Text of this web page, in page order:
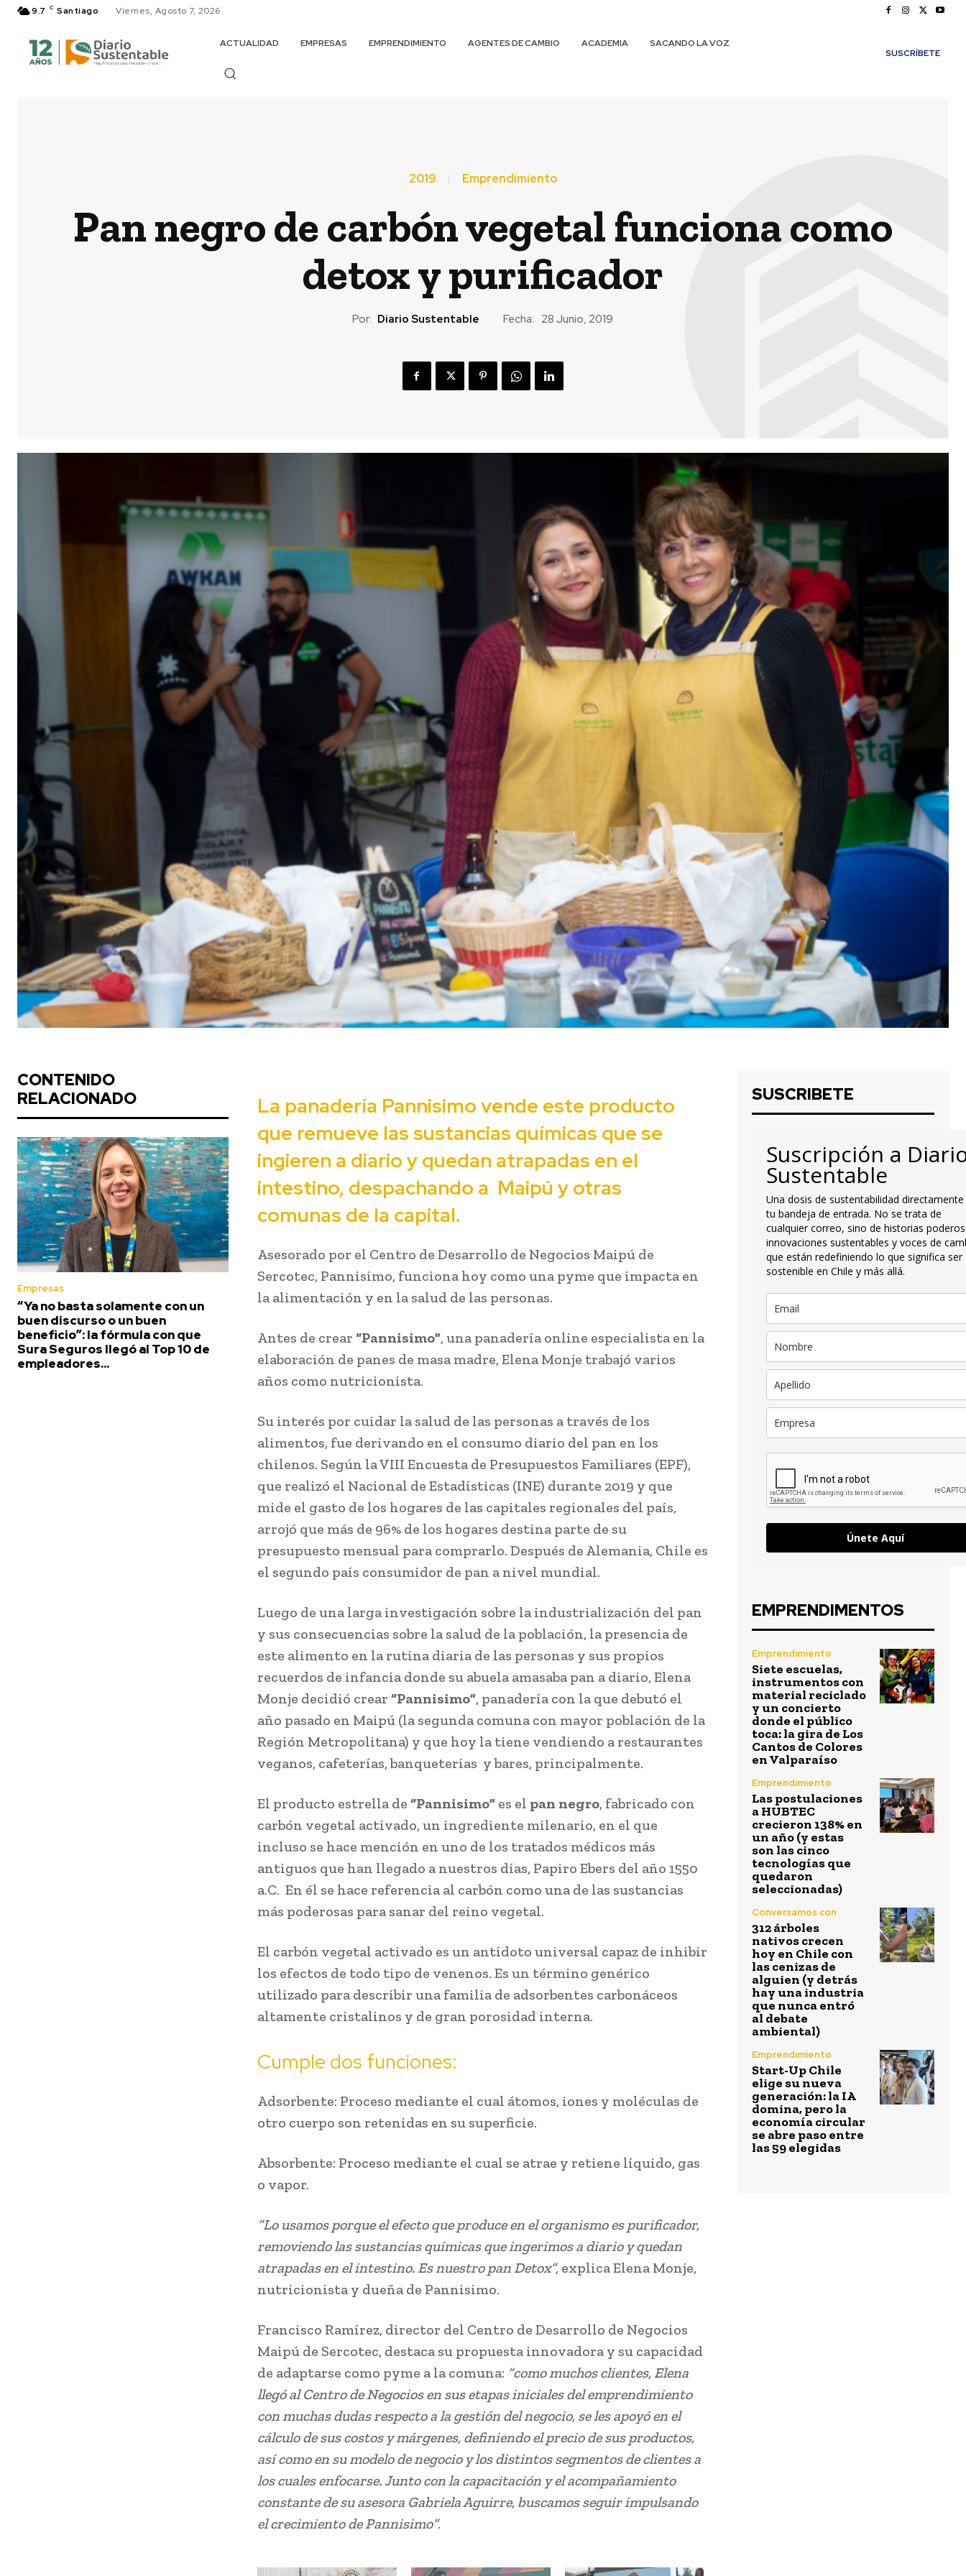
9.7 C Santiago Viernes, Agosto 7, 2026
ACTUALIDAD EMPRESAS EMPRENDIMIENTO AGENTES DE CAMBIO ACADEMIA
SACANDO LA VOZ
SUSCRÍBETE
2019 Emprendimiento
Pan negro de carbón vegetal funciona como
detox y purificador
Por: Diario Sustentable Fecha: 28 Junio, 2019
CONTENIDO
RELACIONADO
Empresas
“Ya no basta solamente con un
buen discurso o un buen
beneficio”: la fórmula con que
Sura Seguros llegó al Top 10 de
empleadores...
La panadería Pannisimo vende este producto
que remueve las sustancias químicas que se
ingieren a diario y quedan atrapadas en el
intestino, despachando a Maipú y otras
comunas de la capital.
Asesorado por el Centro de Desarrollo de Negocios Maipú de
Sercotec, Pannisimo, funciona hoy como una pyme que impacta en
la alimentación y en la salud de las personas.
Antes de crear “Pannisimo”, una panadería online especialista en la
elaboración de panes de masa madre, Elena Monje trabajó varios
años como nutricionista.
Su interés por cuidar la salud de las personas a través de los
alimentos, fue derivando en el consumo diario del pan en los
chilenos. Según la VIII Encuesta de Presupuestos Familiares (EPF),
que realizó el Nacional de Estadísticas (INE) durante 2019 y que
mide el gasto de los hogares de las capitales regionales del país,
arrojó que más de 96% de los hogares destina parte de su
presupuesto mensual para comprarlo. Después de Alemania, Chile es
el segundo país consumidor de pan a nivel mundial.
Luego de una larga investigación sobre la industrialización del pan
y sus consecuencias sobre la salud de la población, la presencia de
este alimento en la rutina diaria de las personas y sus propios
recuerdos de infancia donde su abuela amasaba pan a diario, Elena
Monje decidió crear “Pannisimo”, panadería con la que debutó el
año pasado en Maipú (la segunda comuna con mayor población de la
Región Metropolitana) y que hoy la tiene vendiendo a restaurantes
veganos, cafeterías, banqueterías y bares, principalmente.
El producto estrella de “Pannisimo” es el pan negro, fabricado con
carbón vegetal activado, un ingrediente milenario, en el que
incluso se hace mención en uno de los tratados médicos más
antiguos que han llegado a nuestros días, Papiro Ebers del año 1550
a.C. En él se hace referencia al carbón como una de las sustancias
más poderosas para sanar del reino vegetal.
El carbón vegetal activado es un antídoto universal capaz de inhibir
los efectos de todo tipo de venenos. Es un término genérico
utilizado para describir una familia de adsorbentes carbonáceos
altamente cristalinos y de gran porosidad interna.
Cumple dos funciones:
Adsorbente: Proceso mediante el cual átomos, iones y moléculas de
otro cuerpo son retenidas en su superficie.
Absorbente: Proceso mediante el cual se atrae y retiene líquido, gas
o vapor.
“Lo usamos porque el efecto que produce en el organismo es purificador,
removiendo las sustancias químicas que ingerimos a diario y quedan
atrapadas en el intestino. Es nuestro pan Detox”, explica Elena Monje,
nutricionista y dueña de Pannisimo.
Francisco Ramírez, director del Centro de Desarrollo de Negocios
Maipú de Sercotec, destaca su propuesta innovadora y su capacidad
de adaptarse como pyme a la comuna: “como muchos clientes, Elena
llegó al Centro de Negocios en sus etapas iniciales del emprendimiento
con muchas dudas respecto a la gestión del negocio, se les apoyó en el
cálculo de sus costos y márgenes, definiendo el precio de sus productos,
así como en su modelo de negocio y los distintos segmentos de clientes a
los cuales enfocarse. Junto con la capacitación y el acompañamiento
constante de su asesora Gabriela Aguirre, buscamos seguir impulsando
el crecimiento de Pannisimo”.
SUSCRIBETE
Suscripción a
Sustentable
Una dosis de sustentabilidad
tu bandeja de entrada. No se trata de
cualquier correo, sino de historias
innovaciones sustentables y voces de
que están redefiniendo lo que significa ser
sostenible en Chile y más allá.
Únete Aquí
EMPRENDIMENTOS
Emprendimiento
Siete escuelas,
instrumentos con
material reciclado
y un concierto
donde el público
toca: la gira de Los
Cantos de Colores
en Valparaíso
Emprendimiento
Las postulaciones
a HUBTEC
crecieron 138% en
un año (y estas
son las cinco
tecnologías que
quedaron
seleccionadas)
Conversamos con
312 árboles
nativos crecen
hoy en Chile con
las cenizas de
alguien (y detrás
hay una industria
que nunca entró
al debate
ambiental)
Emprendimiento
Start-Up Chile
elige su nueva
generación: la IA
domina, pero la
economía circular
se abre paso entre
las 59 elegidas